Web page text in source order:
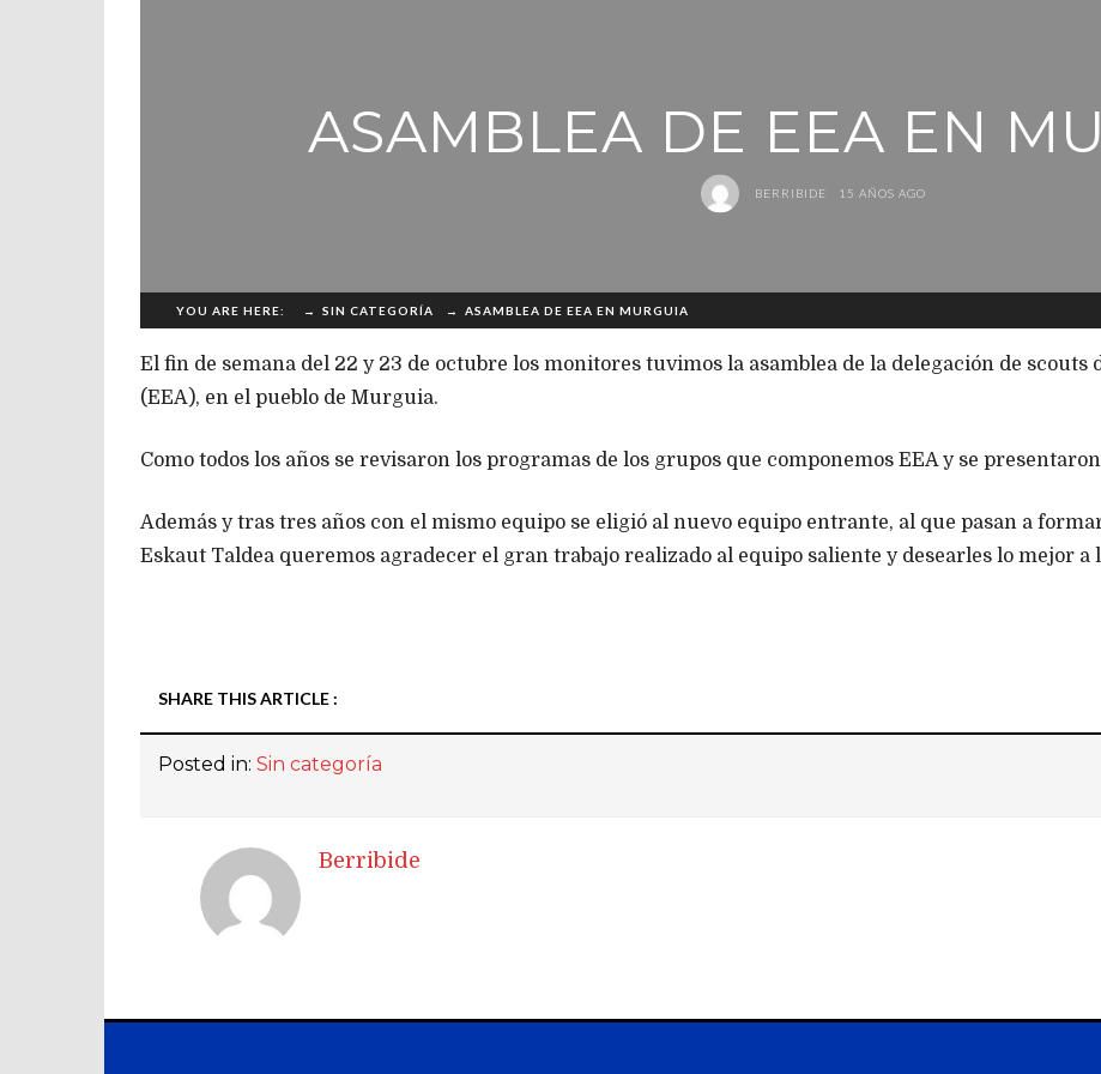
YOU ARE HERE: → SIN CATEGORÍA → ASAMBLEA DE EEA EN MURGUIA
ASAMBLEA DE EEA EN
BERRIBIDE 15 AÑOS AGO
El fin de semana del 22 y 23 de octubre los monitores tuvimos la asamblea de la delegación de
(EEA), en el pueblo de Murguia.
Como todos los años se revisaron los programas de los grupos que componemos EEA y se
Además y tras tres años con el mismo equipo se eligió al nuevo equipo entrante, al que pasan a
Eskaut Taldea queremos agradecer el gran trabajo realizado al equipo saliente y desearles lo mejor a
SHARE THIS ARTICLE :
Posted in: Sin categoría
Berribide